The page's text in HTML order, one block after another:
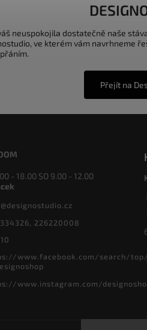
neuspokojila dostatečně naše
ve kterém vám navrhneme
Přejít na
- 18.00 SO 9.00 - 12.00
@designostudio.cz
226220008
www.facebook.com/search/
www.instagram.com/